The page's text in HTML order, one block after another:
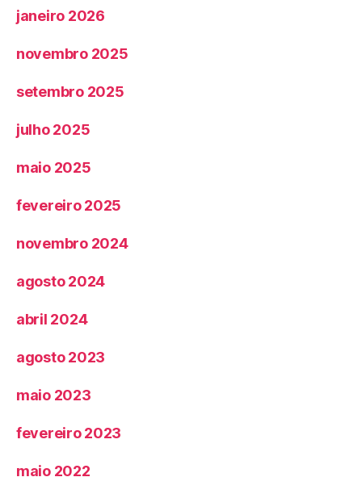
janeiro 2026
novembro 2025
setembro 2025
julho 2025
maio 2025
fevereiro 2025
novembro 2024
agosto 2024
abril 2024
agosto 2023
maio 2023
fevereiro 2023
maio 2022